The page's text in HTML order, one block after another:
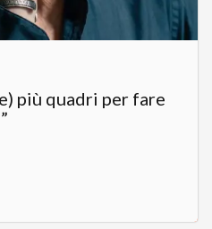
più quadri per fare